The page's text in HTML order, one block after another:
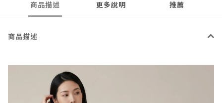
商品描述 更多說明 推薦
商品描述